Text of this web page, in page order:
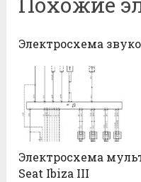
Электросхема
Электросхема
Seat Ibiza III